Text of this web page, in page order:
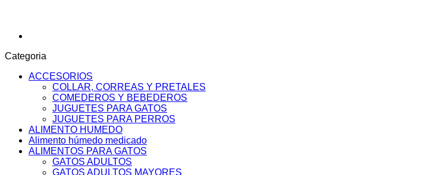
Categoria
ACCESORIOS
COLLAR, CORREAS Y PRETALES
COMEDEROS Y BEBEDEROS
JUGUETES PARA GATOS
JUGUETES PARA PERROS
ALIMENTO HUMEDO
Alimento húmedo medicado
ALIMENTOS PARA GATOS
GATOS ADULTOS
GATOS ADULTOS MAYORES